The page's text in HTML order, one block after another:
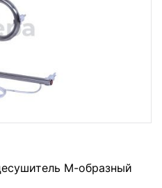
М-образный